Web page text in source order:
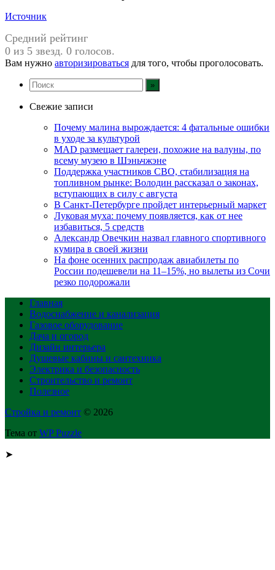
Источник
Средний рейтинг
0 из 5 звезд. 0 голосов.
Вам нужно авторизироваться для того, чтобы проголосовать.
Свежие записи
Почему малина вырождается: 4 фатальные ошибки
в уходе за культурой
MAD размещает галереи, похожие на валуны, по
всему музею в Шэньчжэне
Поддержка участников СВО, стабилизация на
топливном рынке: Володин рассказал о законах,
вступающих в силу с августа
В Санкт-Петербурге пройдет интерьерный маркет
Луковая муха: почему появляется, как от нее
избавиться, 5 средств
Александр Овечкин назвал главного спортивного
кумира в своей жизни
На фоне осенних распродаж авиабилеты по
России подешевели на 11–15%, но вылеты из Сочи
резко подорожали
Главная
Водоснабжение и канализация
Газовое оборудование
Дача и огород
Дизайн интерьера
Душевые кабины и сантехника
Электрика и безопасность
Строительство и ремонт
Полезное
Стройка и ремонт © 2026
Тема от WP Puzzle
➤